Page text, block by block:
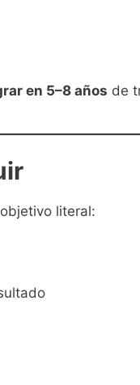
en 5–8 años de
literal: